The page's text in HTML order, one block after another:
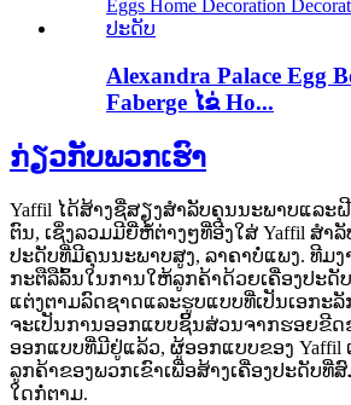
Alexandra Palace Egg
Faberge ໄຂ່ Ho...
ກ່ຽວກັບພວກເຮົາ
Yaffil ໄດ້ສ້າງຊື່ສຽງສໍາລັບຄຸນນະພາບແລະ
ຕົນ, ເຊິ່ງລວມມີຍີ່ຫໍ້ຕ່າງໆທີ່ອີງໃສ່ Yaffil ສໍາ
ປະດັບທີ່ມີຄຸນນະພາບສູງ, ລາຄາບໍ່ແພງ. ທີມງ
ກະຕືລືລົ້ນໃນການໃຫ້ລູກຄ້າດ້ວຍເຄື່ອງປະດັ
ແຕ່ງຕາມລົດຊາດແລະຮູບແບບທີ່ເປັນເອກະລັ
ຈະເປັນການອອກແບບຊິ້ນສ່ວນຈາກຮອຍຂີ
ອອກແບບທີ່ມີຢູ່ແລ້ວ, ຜູ້ອອກແບບຂອງ Yaffil
ລູກຄ້າຂອງພວກເຂົາເພື່ອສ້າງເຄື່ອງປະດັບທີ່
ໃດກໍ່ຕາມ.